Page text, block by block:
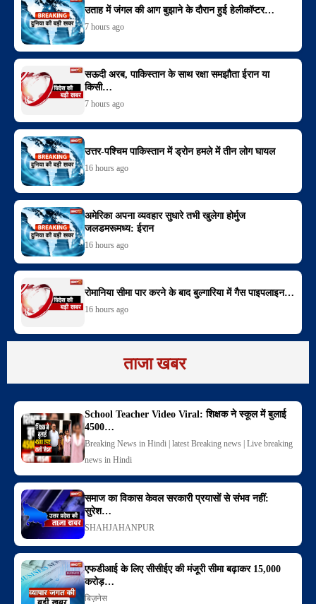
उताह में जंगल की आग बुझाने के दौरान हुई हेलीकॉप्टर…
7 hours ago
सऊदी अरब, पाकिस्तान के साथ रक्षा समझौता ईरान या
किसी…
7 hours ago
उत्तर-पश्चिम पाकिस्तान में ड्रोन हमले में तीन लोग घायल
16 hours ago
अमेरिका अपना व्यवहार सुधारे तभी खुलेगा होर्मुज
जलडमरूमध्य: ईरान
16 hours ago
रोमानिया सीमा पार करने के बाद बुल्गारिया में गैस पाइपलाइन…
16 hours ago
ताजा खबर
School Teacher Video Viral: शिक्षक ने स्कूल में बुलाई
4500…
Breaking News in Hindi | latest Breaking news | Live breaking
news in Hindi
समाज का विकास केवल सरकारी प्रयासों से संभव नहीं:
सुरेश…
SHAHJAHANPUR
एफडीआई के लिए सीसीईए की मंजूरी सीमा बढ़ाकर 15,000
करोड़…
बिज़नेस